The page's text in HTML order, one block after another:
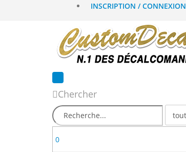
INSCRIPTION / CONNEXION
Chercher
0